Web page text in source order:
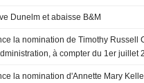
Dunelm et abaisse B&M
la nomination de Timothy Russell
à compter du 1er juillet
la nomination d'Annette Mary